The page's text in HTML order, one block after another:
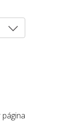
podem ser